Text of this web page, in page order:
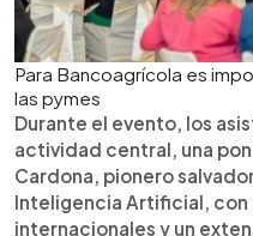
Para Bancoagrícola es
las pymes
Durante el evento, los
actividad central, una
Cardona, pionero
Inteligencia Artificial,
internacionales y un